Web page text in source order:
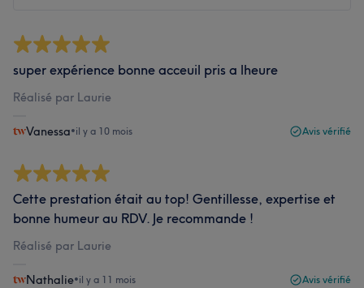
super expérience bonne acceuil pris a lheure
Réalisé par Laurie
Vanessa•il y a 10 mois Avis vérifié
Cette prestation était au top! Gentillesse, expertise et
bonne humeur au RDV. Je recommande !
Réalisé par Laurie
Nathalie•il y a 11 mois Avis vérifié